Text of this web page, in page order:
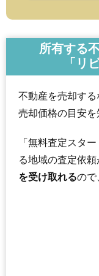
所有する
「リ
不動産を売却す
売却価格の目安を
「無料査定スタ
る地域の査定依頼
を受け取れるので